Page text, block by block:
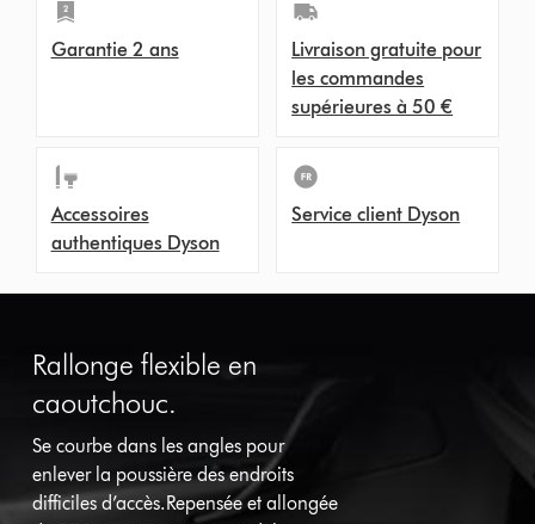
Garantie 2 ans
Livraison gratuite pour
les commandes
supérieures à 50 €
Accessoires
authentiques Dyson
Service client Dyson
Rallonge flexible en
caoutchouc.
Se courbe dans les angles pour
enlever la poussière des endroits
difficiles d’accès.Repensée et allongée